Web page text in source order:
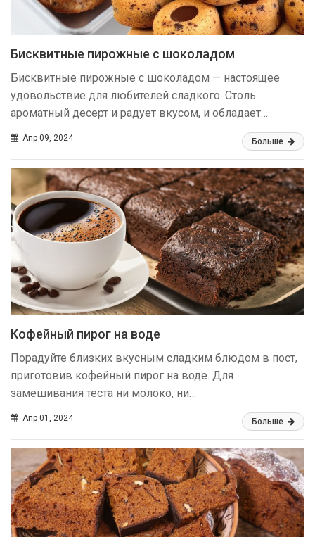
Бисквитные пирожные с шоколадом
Бисквитные пирожные с шоколадом — настоящее
удовольствие для любителей сладкого. Столь
ароматный десерт и радует вкусом, и обладает…
Апр 09, 2024 Больше
Кофейный пирог на воде
Порадуйте близких вкусным сладким блюдом в пост,
приготовив кофейный пирог на воде. Для
замешивания теста ни молоко, ни…
Апр 01, 2024 Больше